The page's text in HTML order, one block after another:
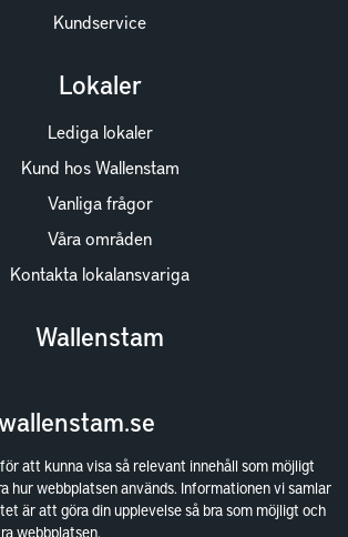
att kunna visa så relevant innehåll som möjligt
hur webbplatsen används. Informationen vi samlar
är att göra din upplevelse så bra som möjligt och
webbplatsen.
Kundservice
Lokaler
Lediga lokaler
Kund hos Wallenstam
Vanliga frågor
Våra områden
Kontakta lokalansvariga
Wallenstam
Finansiella rapporter
Sök fakturamottagare
Våra fastigheter
Hållbarhet